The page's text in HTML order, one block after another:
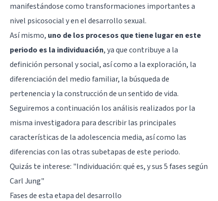
manifestándose como transformaciones importantes a
nivel psicosocial y en el desarrollo sexual.
Así mismo, uno de los procesos que tiene lugar en este
periodo es la individuación, ya que contribuye a la
definición personal y social, así como a la exploración, la
diferenciación del medio familiar, la búsqueda de
pertenencia y la construcción de un sentido de vida.
Seguiremos a continuación los análisis realizados por la
misma investigadora para describir las principales
características de la adolescencia media, así como las
diferencias con las otras subetapas de este periodo.
Quizás te interese: "Individuación: qué es, y sus 5 fases según
Carl Jung"
Fases de esta etapa del desarrollo